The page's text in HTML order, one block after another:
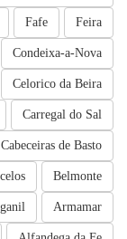
Feira
Fafe
Condeixa-a-Nova
Celorico da Beira
Carregal do Sal
Cabeceiras de Basto
Belmonte
Armamar